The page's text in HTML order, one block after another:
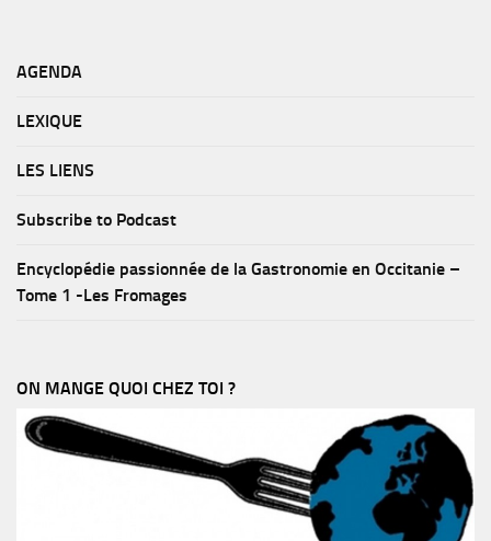
AGENDA
LEXIQUE
LES LIENS
Subscribe to Podcast
Encyclopédie passionnée de la Gastronomie en Occitanie –
Tome 1 -Les Fromages
ON MANGE QUOI CHEZ TOI ?